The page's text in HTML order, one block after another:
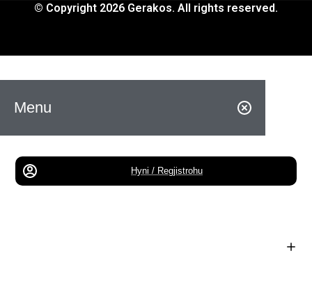
© Copyright 2026 Gerakos. All rights reserved.
Menu
Hyni / Regjistrohu